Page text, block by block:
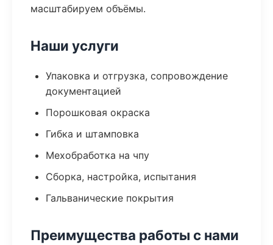
масштабируем объёмы.
Наши услуги
Упаковка и отгрузка, сопровождение
документацией
Порошковая окраска
Гибка и штамповка
Мехобработка на чпу
Сборка, настройка, испытания
Гальванические покрытия
Преимущества работы с нами